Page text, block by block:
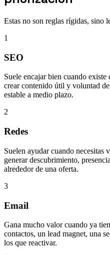
Estas no son reglas rígidas, sino
1
SEO
Suele encajar bien cuando existe
crear contenido útil y voluntad
estable a medio plazo.
2
Redes
Suelen ayudar cuando necesitas
generar descubrimiento,
alrededor de una oferta.
3
Email
Gana mucho valor cuando ya
contactos, un lead magnet, una
los que reactivar.